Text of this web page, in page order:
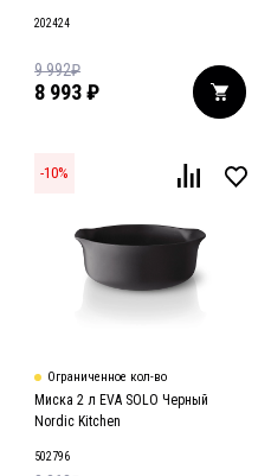
202424
8 993₽
9 992₽
-10%
Ограниченное кол-во
Миска 2 л EVA SOLO Черный
Nordic Kitchen
502796